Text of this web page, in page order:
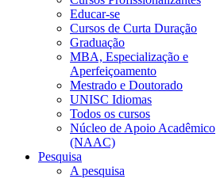
Educar-se
Cursos de Curta Duração
Graduação
MBA, Especialização e
Aperfeiçoamento
Mestrado e Doutorado
UNISC Idiomas
Todos os cursos
Núcleo de Apoio Acadêmico
(NAAC)
Pesquisa
A pesquisa